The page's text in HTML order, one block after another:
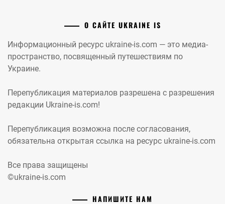
О САЙТЕ UKRAINE IS
Информационный ресурс ukraine-is.com — это медиа-
пространство, посвященный путешествиям по
Украине.
Перепубликация материалов разрешена с разрешения
редакции Ukraine-is.com!
Перепубликация возможна после согласования,
обязательна открытая ссылка на ресурс ukraine-is.com
Все права защищены
©ukraine-is.com
НАПИШИТЕ НАМ